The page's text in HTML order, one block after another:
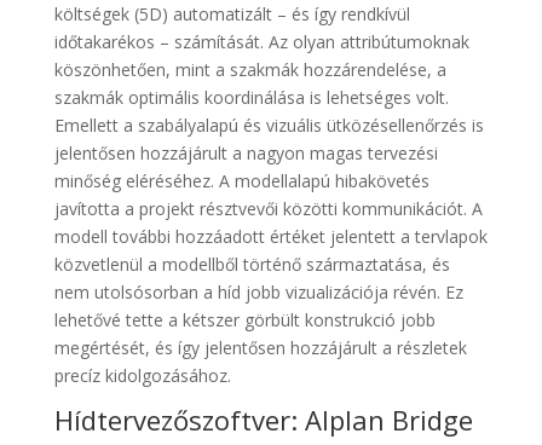
költségek (5D) automatizált – és így rendkívül
időtakarékos – számítását. Az olyan attribútumoknak
köszönhetően, mint a szakmák hozzárendelése, a
szakmák optimális koordinálása is lehetséges volt.
Emellett a szabályalapú és vizuális ütközésellenőrzés is
jelentősen hozzájárult a nagyon magas tervezési
minőség eléréséhez. A modellalapú hibakövetés
javította a projekt résztvevői közötti kommunikációt. A
modell további hozzáadott értéket jelentett a tervlapok
közvetlenül a modellből történő származtatása, és
nem utolsósorban a híd jobb vizualizációja révén. Ez
lehetővé tette a kétszer görbült konstrukció jobb
megértését, és így jelentősen hozzájárult a részletek
precíz kidolgozásához.
Hídtervezőszoftver: Alplan Bridge